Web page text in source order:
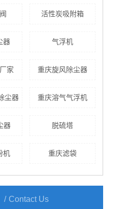
活性炭吸附箱
器 气浮机
家 重庆旋风除尘器
尘器 重庆溶气气浮机
器 脱硫塔
机 重庆滤袋
Contact Us